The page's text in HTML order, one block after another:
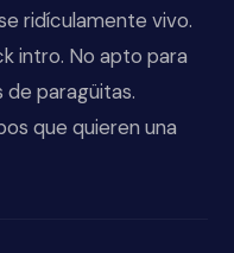
ridículamente vivo.
intro. No apto para
paragüitas.
que quieren una